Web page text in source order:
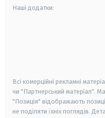
Наші додатки:
Всі комерційні рекламні
чи "Партнерський матеріал".
"Позиція" відображають
не поділяти їхніх поглядів.